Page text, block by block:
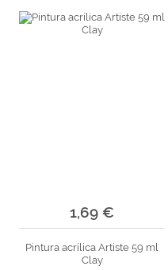
1,69 €
Pintura acrílica Artiste 59 ml
Clay